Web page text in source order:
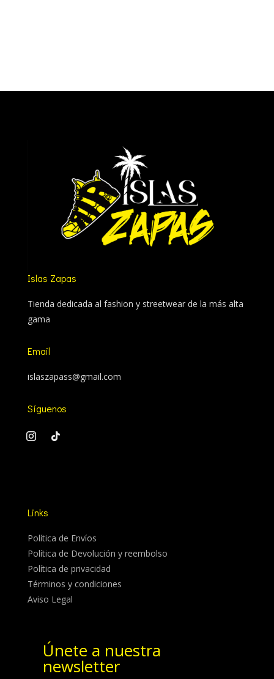
Islas Zapas
Tienda dedicada al fashion y streetwear de la más alta
gama
Email
islaszapass@gmail.com
Síguenos
Links
Política de Envíos
Política de Devolución y reembolso
Política de privacidad
Términos y condiciones
Aviso Legal
Únete a nuestra
newsletter